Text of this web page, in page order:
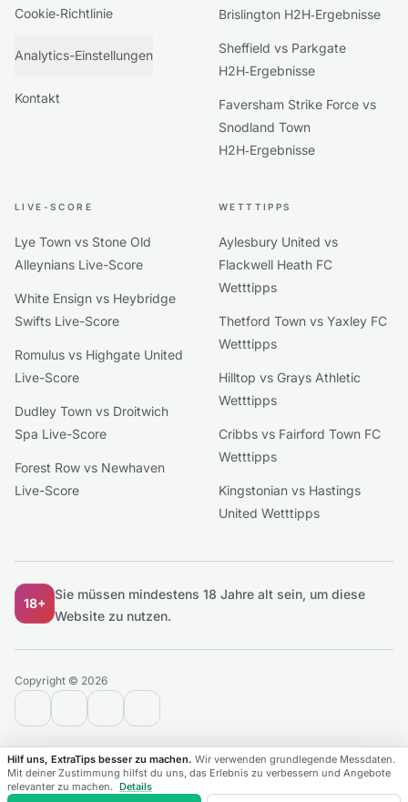
Cookie‑Richtlinie
Analytics-Einstellungen
Kontakt
Brislington H2H‑Ergebnisse
Sheffield vs Parkgate
H2H‑Ergebnisse
Faversham Strike Force vs
Snodland Town
H2H‑Ergebnisse
LIVE-SCORE
Lye Town vs Stone Old
Alleynians Live-Score
White Ensign vs Heybridge
Swifts Live-Score
Romulus vs Highgate United
Live-Score
Dudley Town vs Droitwich
Spa Live-Score
Forest Row vs Newhaven
Live-Score
WETTTIPPS
Aylesbury United vs
Flackwell Heath FC
Wetttipps
Thetford Town vs Yaxley FC
Wetttipps
Hilltop vs Grays Athletic
Wetttipps
Cribbs vs Fairford Town FC
Wetttipps
Kingstonian vs Hastings
United Wetttipps
18+
Sie müssen mindestens 18 Jahre alt sein, um diese
Website zu nutzen.
contact@extratips.com
youtubetwitter reddit
Copyright © 2026
Hilf uns, ExtraTips besser zu machen. Wir verwenden grundlegende Messdaten.
Mit deiner Zustimmung hilfst du uns, das Erlebnis zu verbessern und Angebote
relevanter zu machen. Details